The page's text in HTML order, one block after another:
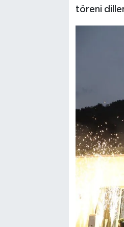
töreni